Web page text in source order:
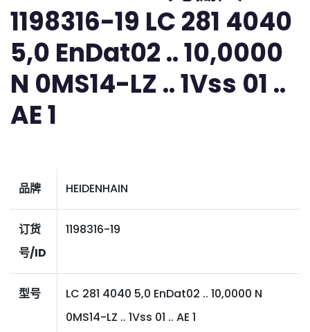
1198316-19 LC 281 4040
5,0 EnDat02 .. 10,0000
N 0MS14-LZ .. 1Vss 01 ..
AE 1
品牌 HEIDENHAIN
订货
号/ID
1198316-19
型号
LC 281 4040 5,0 EnDat02 .. 10,0000 N
0MS14-LZ .. 1Vss 01 .. AE 1